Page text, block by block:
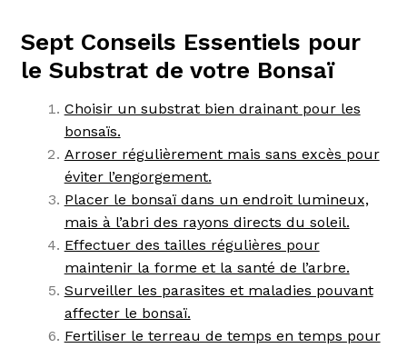
Sept Conseils Essentiels pour
le Substrat de votre Bonsaï
Choisir un substrat bien drainant pour les
bonsaïs.
Arroser régulièrement mais sans excès pour
éviter l’engorgement.
Placer le bonsaï dans un endroit lumineux,
mais à l’abri des rayons directs du soleil.
Effectuer des tailles régulières pour
maintenir la forme et la santé de l’arbre.
Surveiller les parasites et maladies pouvant
affecter le bonsaï.
Fertiliser le terreau de temps en temps pour